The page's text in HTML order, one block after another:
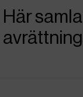
Här